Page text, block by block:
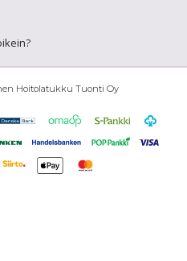
Hoitolatukku Tuonti Oy